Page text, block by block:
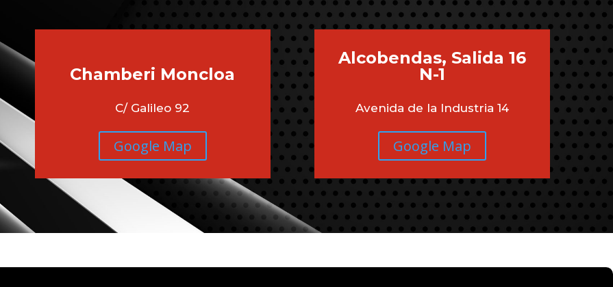
Chamberi Moncloa
C/ Galileo 92
Google Map
Alcobendas, Salida 16
N-1
Avenida de la Industria 14
Google Map